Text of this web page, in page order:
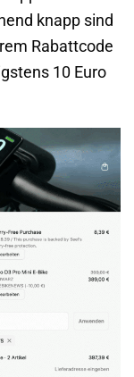
knapp sind
Rabattcode
10 Euro